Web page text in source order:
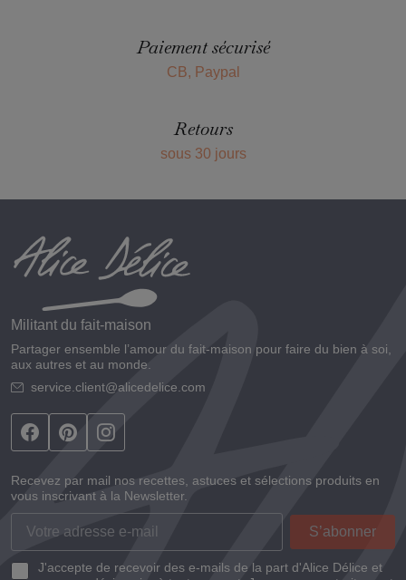
Paiement sécurisé
CB, Paypal
Retours
sous 30 jours
Militant du fait-maison
Partager ensemble l’amour du fait-maison pour faire du bien à soi,
aux autres et au monde.
service.client@alicedelice.com
Recevez par mail nos recettes, astuces et sélections produits en
vous inscrivant à la Newsletter.
J'accepte de recevoir des e-mails de la part d'Alice Délice et